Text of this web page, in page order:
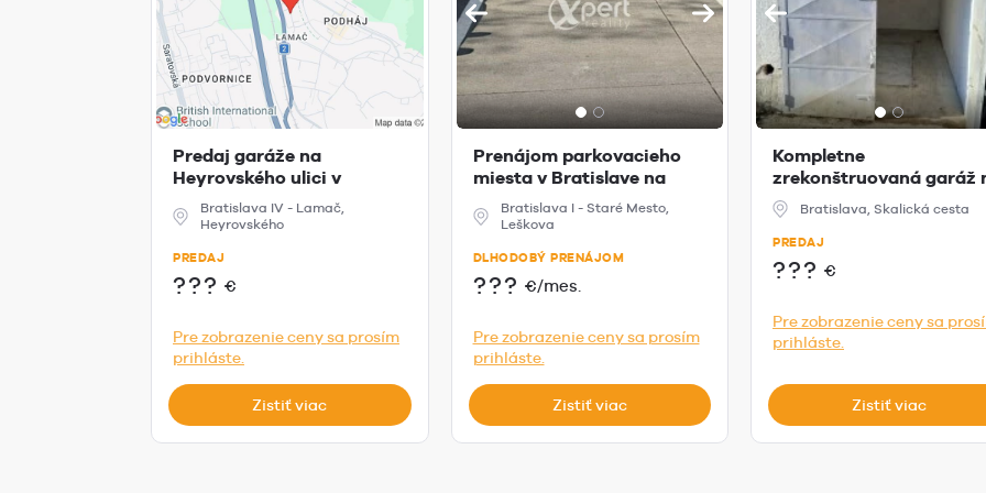
Predaj garáže na
Heyrovského ulici v
Bratislave
Bratislava IV - Lamač,
Heyrovského
PREDAJ
??? €
Pre zobrazenie ceny sa prosím
prihláste.
Zistiť viac
Prenájom parkovacieho
miesta v Bratislave na
Leškovej u...
Bratislava I - Staré Mesto,
Leškova
DLHODOBÝ PRENÁJOM
??? €/mes.
Pre zobrazenie ceny sa prosím
prihláste.
Zistiť viac
Kompletne
zrekonštruovaná garáž
Skalickej ceste na p...
Bratislava, Skalická cesta
PREDAJ
??? €
Pre zobrazenie ceny sa
prihláste.
Zistiť viac